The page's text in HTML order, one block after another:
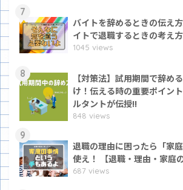
7
バイトを辞めるときの伝え
イトで退職するときの考え
1045 views
8
【対策法】試用期間で辞め
け！伝える時の重要ポイン
ルタントが伝授!!
848 views
9
退職の理由に困ったら「家
使え！ 【退職・理由・家庭の
687 views